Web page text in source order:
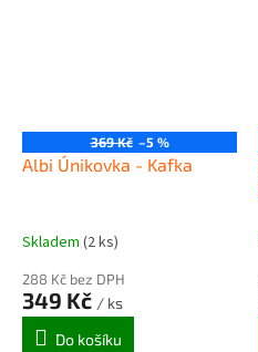
369 Kč –5 %
Albi Únikovka - Kafka
Skladem (2 ks)
288 Kč bez DPH
349 Kč / ks
Do košíku